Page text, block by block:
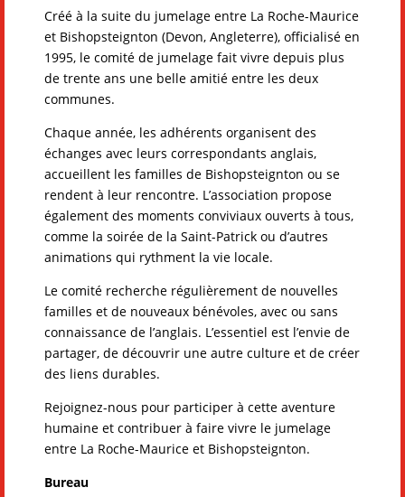
Créé à la suite du jumelage entre La Roche-Maurice
et Bishopsteignton (Devon, Angleterre), officialisé en
1995, le comité de jumelage fait vivre depuis plus
de trente ans une belle amitié entre les deux
communes.
Chaque année, les adhérents organisent des
échanges avec leurs correspondants anglais,
accueillent les familles de Bishopsteignton ou se
rendent à leur rencontre. L’association propose
également des moments conviviaux ouverts à tous,
comme la soirée de la Saint-Patrick ou d’autres
animations qui rythment la vie locale.
Le comité recherche régulièrement de nouvelles
familles et de nouveaux bénévoles, avec ou sans
connaissance de l’anglais. L’essentiel est l’envie de
partager, de découvrir une autre culture et de créer
des liens durables.
Rejoignez-nous pour participer à cette aventure
humaine et contribuer à faire vivre le jumelage
entre La Roche-Maurice et Bishopsteignton.
Bureau